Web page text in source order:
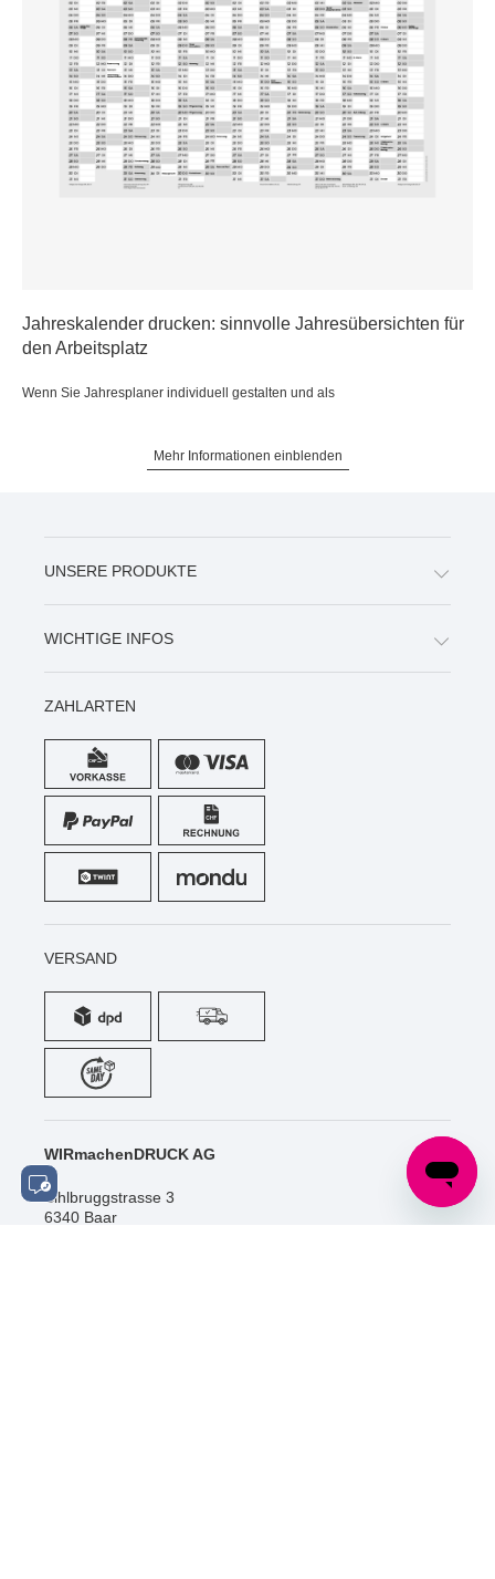
Jahreskalender drucken: sinnvolle Jahresübersichten für
den Arbeitsplatz
Wenn Sie Jahresplaner individuell gestalten und als
Mehr Informationen einblenden
UNSERE PRODUKTE
WICHTIGE INFOS
ZAHLARTEN
VERSAND
WIRmachenDRUCK AG
Sihlbruggstrasse 3
6340 Baar